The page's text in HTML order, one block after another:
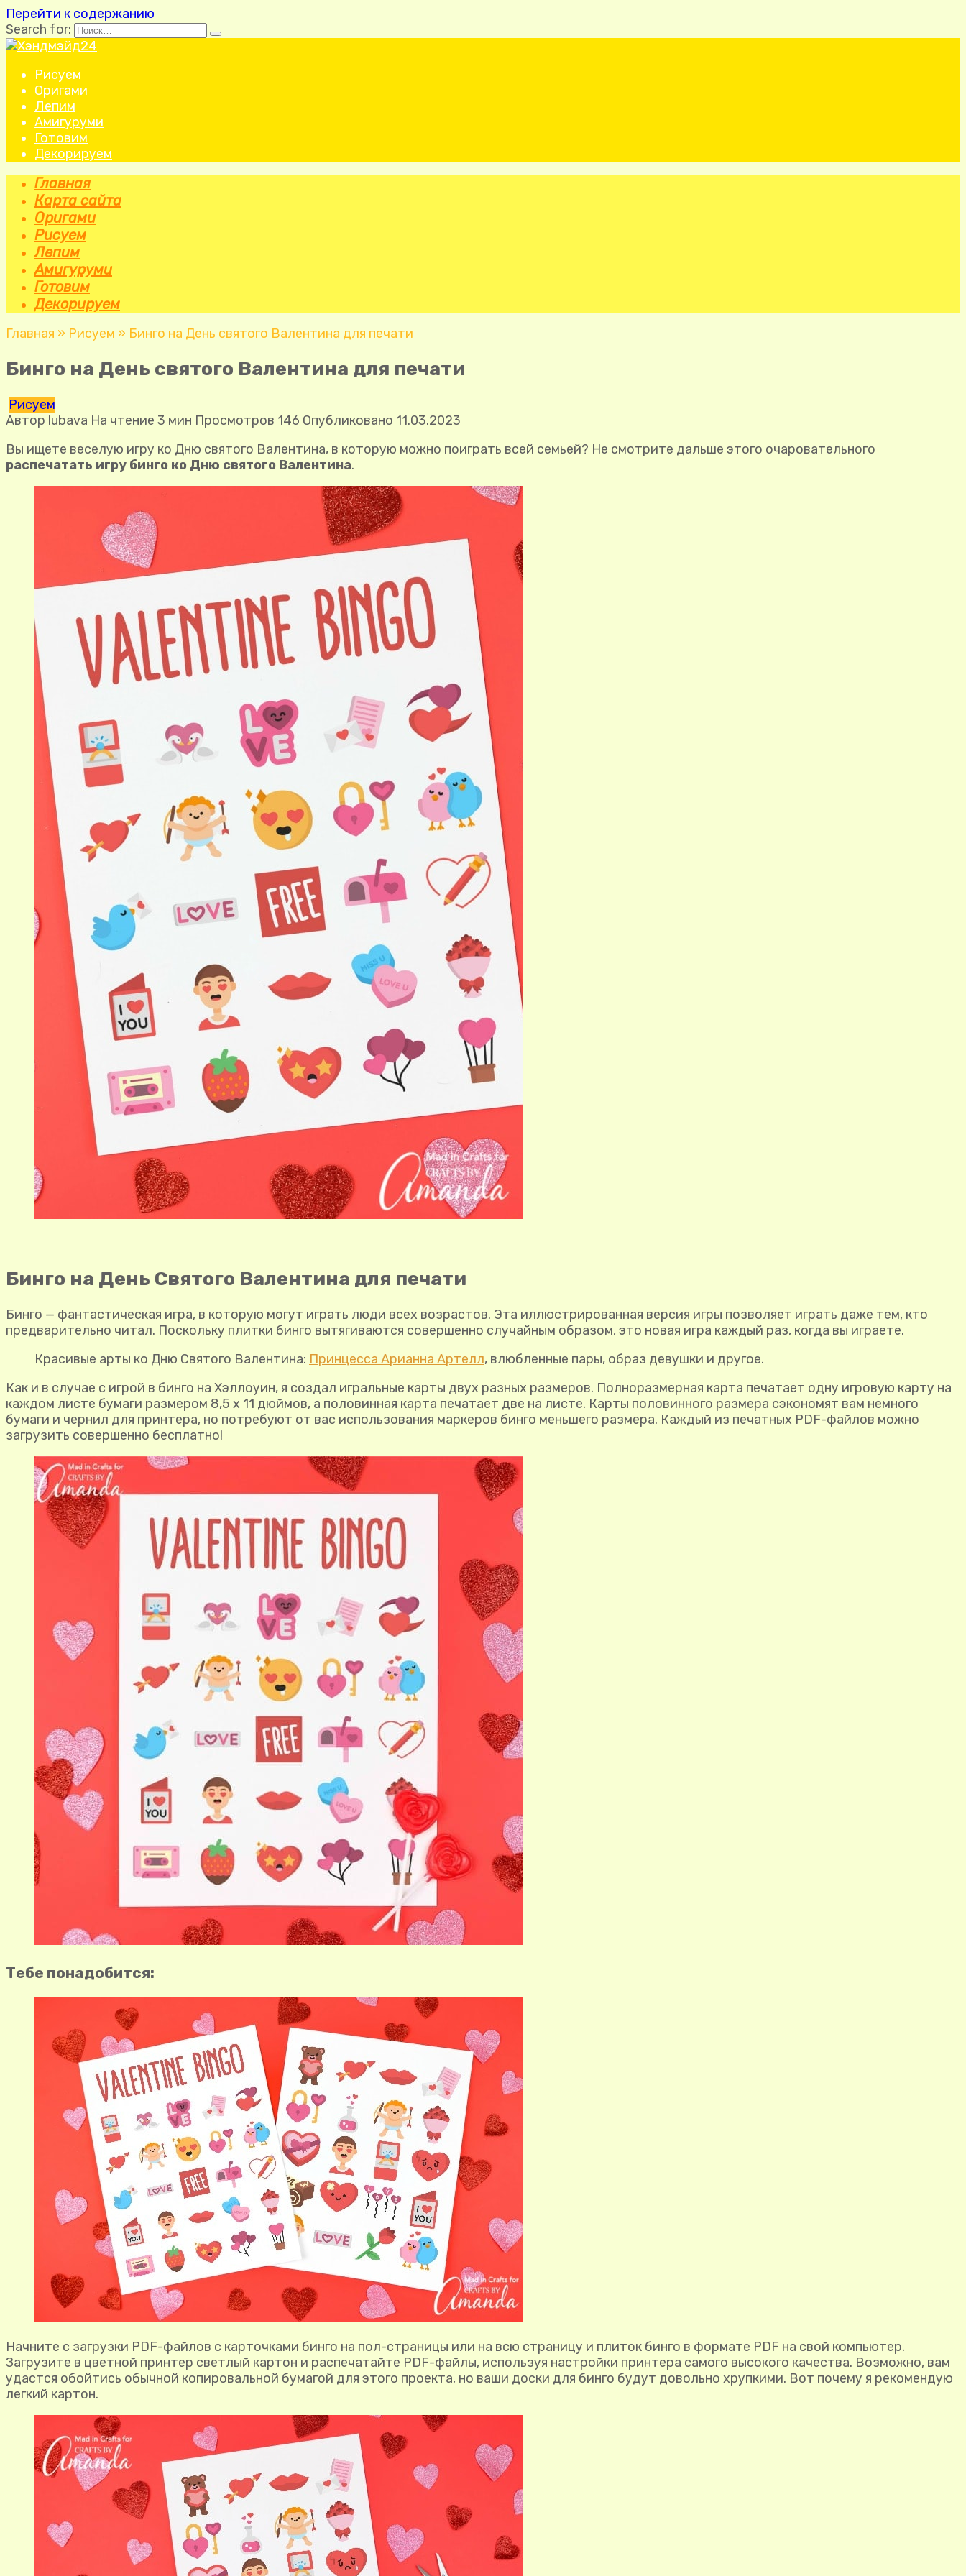
Перейти к содержанию
Search for:
Рисуем
Оригами
Лепим
Амигуруми
Готовим
Декорируем
Главная
Карта сайта
Оригами
Рисуем
Лепим
Амигуруми
Готовим
Декорируем
Главная » Рисуем » Бинго на День святого Валентина для печати
Бинго на День святого Валентина для печати
Рисуем
Автор lubava На чтение 3 мин Просмотров 146 Опубликовано 11.03.2023
Вы ищете веселую игру ко Дню святого Валентина, в которую можно поиграть всей семьей? Не смотрите дальше этого очаровательного
распечатать игру бинго ко Дню святого Валентина.
Бинго на День Святого Валентина для печати
Бинго — фантастическая игра, в которую могут играть люди всех возрастов. Эта иллюстрированная версия игры позволяет играть даже тем, кто
предварительно читал. Поскольку плитки бинго вытягиваются совершенно случайным образом, это новая игра каждый раз, когда вы играете.
Красивые арты ко Дню Святого Валентина: Принцесса Арианна Артелл, влюбленные пары, образ девушки и другое.
Как и в случае с игрой в бинго на Хэллоуин, я создал игральные карты двух разных размеров. Полноразмерная карта печатает одну игровую карту на
каждом листе бумаги размером 8,5 x 11 дюймов, а половинная карта печатает две на листе. Карты половинного размера сэкономят вам немного
бумаги и чернил для принтера, но потребуют от вас использования маркеров бинго меньшего размера. Каждый из печатных PDF-файлов можно
загрузить совершенно бесплатно!
Тебе понадобится:
Начните с загрузки PDF-файлов с карточками бинго на пол-страницы или на всю страницу и плиток бинго в формате PDF на свой компьютер.
Загрузите в цветной принтер светлый картон и распечатайте PDF-файлы, используя настройки принтера самого высокого качества. Возможно, вам
удастся обойтись обычной копировальной бумагой для этого проекта, но ваши доски для бинго будут довольно хрупкими. Вот почему я рекомендую
легкий картон.